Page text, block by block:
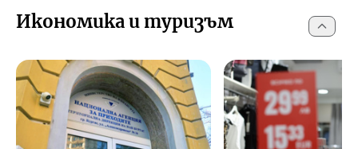
Икономика и туризъм